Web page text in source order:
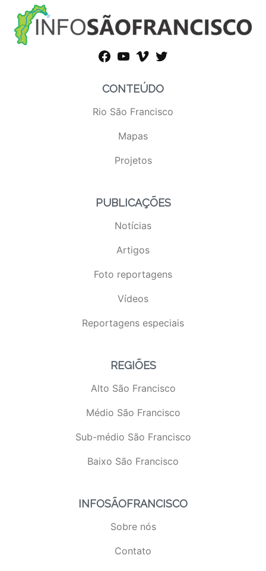
facebook
youtube
vimeotwitter
CONTEÚDO
Rio São Francisco
Mapas
Projetos
PUBLICAÇÕES
Notícias
Artigos
Foto reportagens
Vídeos
Reportagens especiais
REGIÕES
Alto São Francisco
Médio São Francisco
Sub-médio São Francisco
Baixo São Francisco
INFOSÃOFRANCISCO
Sobre nós
Contato